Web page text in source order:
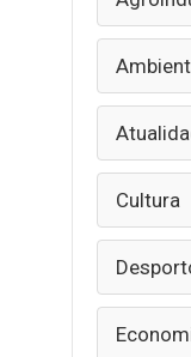
Cultura